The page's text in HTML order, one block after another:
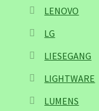
LENOVO
LG
LIESEGANG
LIGHTWARE
LUMENS